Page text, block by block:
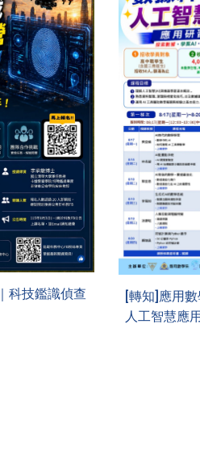
科技鑑識偵查
[轉知] 應用
人工智慧應